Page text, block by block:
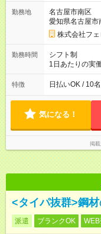
たいという人も
ので、お気軽にご相談くだ
す。その間の給与・
用期間あり 試
と同じです。
勤務地
名古屋市南区
愛知県名古屋市
株式会社フ
勤務時間
シフト制
1日あたりの実
(1) 10:00～
いずれも実働8
たい」などあれ
特徴 日払いOK / 10
気になる！
掲
<タイパ抜群>鋼材
派遣 ブランクOK